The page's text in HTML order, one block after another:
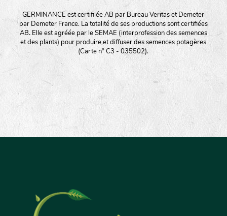
GERMINANCE est certifilée AB par Bureau Veritas et Demeter
par Demeter France. La totalité de ses productions sont certifiées
AB. Elle est agréée par le SEMAE (interprofession des semences
et des plants) pour produire et diffuser des semences potagères
(Carte n° C3 - 035502).